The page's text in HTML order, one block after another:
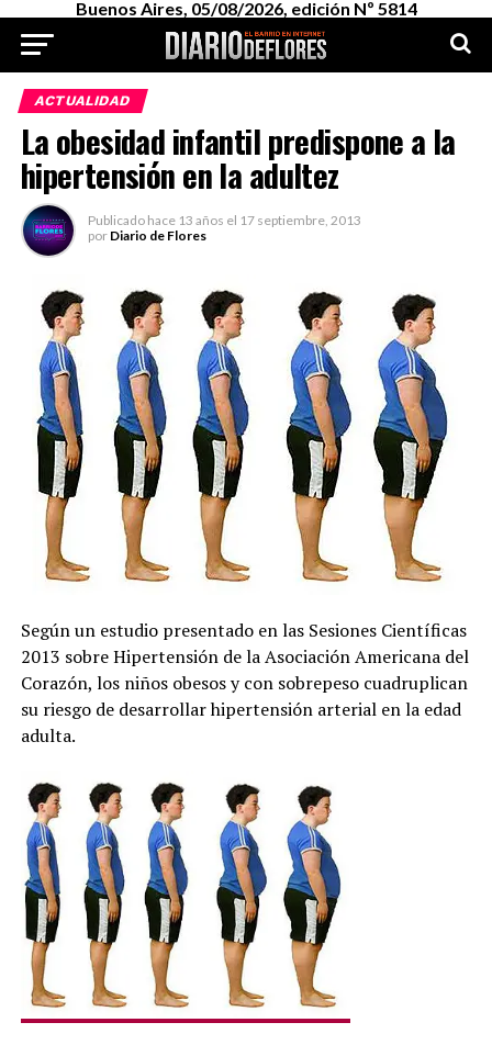
Buenos Aires, 05/08/2026, edición Nº 5814
ACTUALIDAD
La obesidad infantil predispone a la
hipertensión en la adultez
Publicado hace 13 años el 17 septiembre, 2013
por Diario de Flores
Según un estudio presentado en las Sesiones Científicas
2013 sobre Hipertensión de la Asociación Americana del
Corazón, los niños obesos y con sobrepeso cuadruplican
su riesgo de desarrollar hipertensión arterial en la edad
adulta.